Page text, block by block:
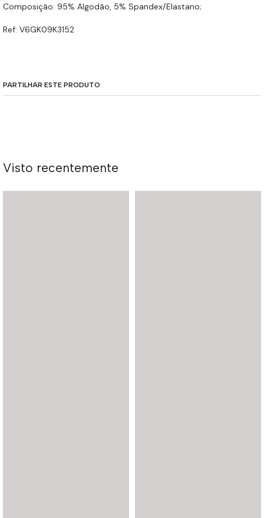
Composição: 95% Algodão, 5% Spandex/Elastano;
Ref: V6GK09K3152
PARTILHAR ESTE PRODUTO
Visto recentemente